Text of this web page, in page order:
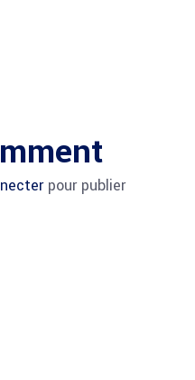
pour publier